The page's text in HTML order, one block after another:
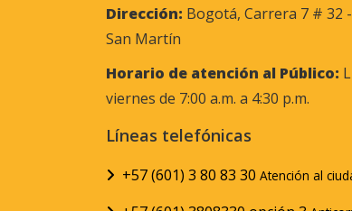
Dirección: Bogotá, Carrera 7 # 32
San Martín
Horario de atención al Público:
viernes de 7:00 a.m. a 4:30 p.m.
Líneas telefónicas
+57 (601) 3 80 83 30 Atención al